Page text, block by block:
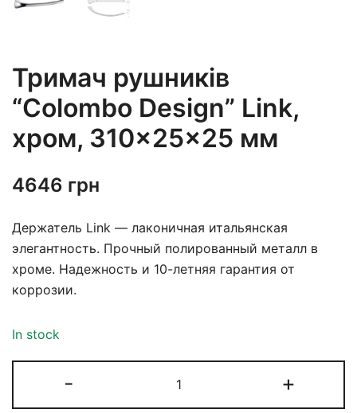
Тримач рушників
“Colombo Design” Link,
хром, 310×25×25 мм
4646 грн
Держатель Link — лаконичная итальянская
элегантность. Прочный полированный металл в
хроме. Надежность и 10-летняя гарантия от
коррозии.
In stock
- +